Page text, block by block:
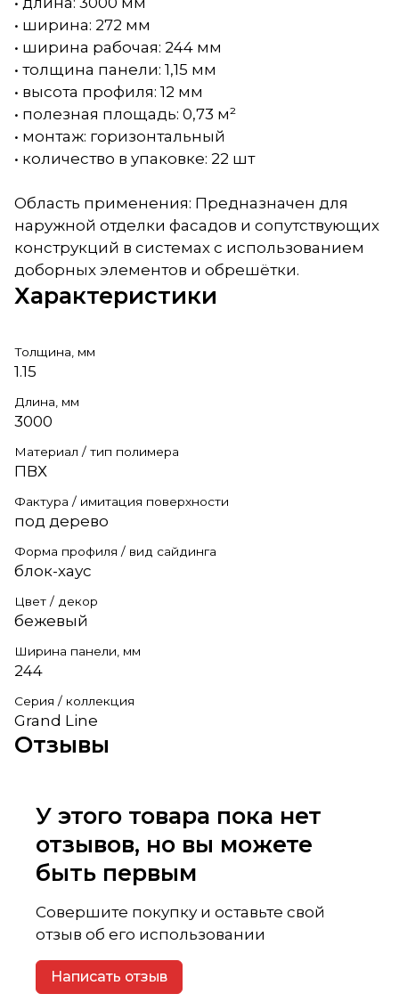
• ширина: 272 мм
• ширина рабочая: 244 мм
• толщина панели: 1,15 мм
• высота профиля: 12 мм
• полезная площадь: 0,73 м²
• монтаж: горизонтальный
• количество в упаковке: 22 шт
Область применения: Предназначен для
наружной отделки фасадов и сопутствующих
конструкций в системах с использованием
доборных элементов и обрешётки.
Характеристики
Толщина, мм
1.15
Длина, мм
3000
Материал / тип полимера
ПВХ
Фактура / имитация поверхности
под дерево
Форма профиля / вид сайдинга
блок-хаус
Цвет / декор
бежевый
Ширина панели, мм
244
Серия / коллекция
Grand Line
Отзывы
У этого товара пока нет
отзывов, но вы можете
быть первым
Совершите покупку и оставьте свой
отзыв об его использовании
Написать отзыв